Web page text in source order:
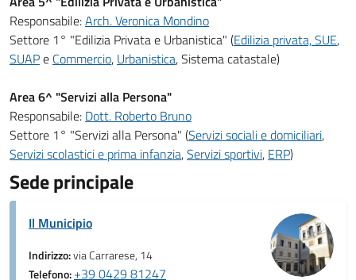
Responsabile:Arch. Veronica Mondino
Settore 1° "Edilizia Privata e Urbanistica" (Edilizia privata, SUE,
SUAPe Commercio, Urbanistica, Sistema catastale)
Area 6^ "Servizi alla Persona"
Responsabile: Dott. Roberto Bruno
Settore 1° "Servizi alla Persona" (Servizi sociali e domiciliari,
Servizi scolastici e prima infanzia,Servizi sportivi, ERP)
Sede principale
Il Municipio
Indirizzo:via Carrarese, 14
Telefono:+39 0429 81247